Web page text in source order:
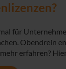
für
Obendrein
erfahren?